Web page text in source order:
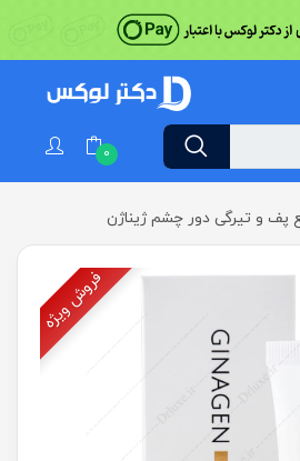
0
پف و تیرگی دور چشم ژیناژن
فروش ویژه